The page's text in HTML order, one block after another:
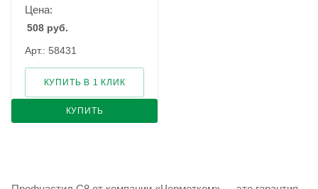
Цена:
508 руб.
Арт.: 58431
КУПИТЬ
КУПИТЬ В 1 КЛИК